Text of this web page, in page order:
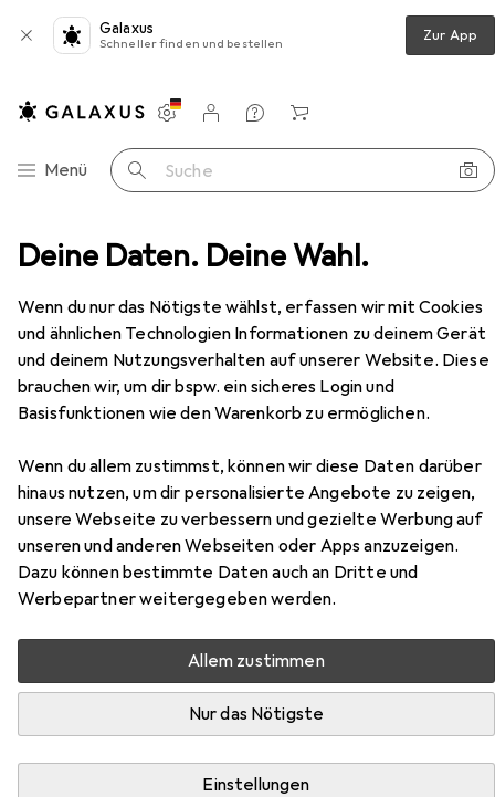
Deine Daten. Deine Wahl.
Wenn du nur das Nötigste wählst, erfassen wir mit Cookies
und ähnlichen Technologien Informationen zu deinem Gerät
und deinem Nutzungsverhalten auf unserer Website. Diese
brauchen wir, um dir bspw. ein sicheres Login und
Basisfunktionen wie den Warenkorb zu ermöglichen.
Wenn du allem zustimmst, können wir diese Daten darüber
hinaus nutzen, um dir personalisierte Angebote zu zeigen,
unsere Webseite zu verbessern und gezielte Werbung auf
unseren und anderen Webseiten oder Apps anzuzeigen.
Dazu können bestimmte Daten auch an Dritte und
Werbepartner weitergegeben werden.
Allem zustimmen
Nur das Nötigste
Einstellungen
Galaxus
Schneller finden und bestellen Zur App
Navigation nach Kategorien
Menü Suche
Einstellungen
Kundenkonto
Vergleichslisten
Merklisten
Warenkorb
+ Thermosflasche Sigg Isolierflasche Alpine Star
EUR
45,03
SiggIsolierflasche Alpine Star